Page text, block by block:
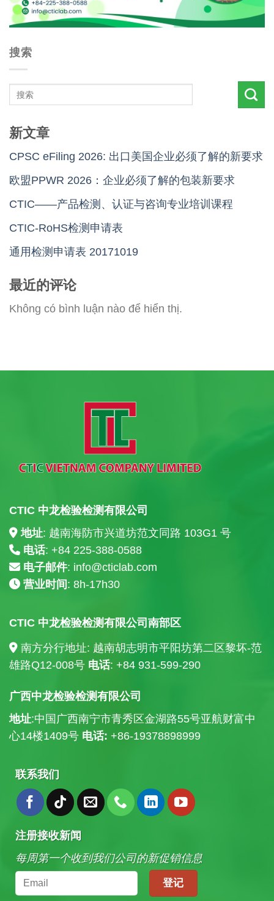
搜索
新文章
CPSC eFiling 2026: 出口美国企业必须了解的新要求
欧盟PPWR 2026：企业必须了解的包装新要求
CTIC——产品检测、认证与咨询专业培训课程
CTIC-RoHS检测申请表
通用检测申请表 20171019
最近的评论
Không có bình luận nào để hiển thị.
CTIC 中龙检验检测有限公司
地址: 越南海防市兴道坊范文同路 103G1 号
电话: +84 225-388-0588
电子邮件: info@cticlab.com
营业时间 : 8h-17h30
CTIC 中龙检验检测有限公司南部区
南方分行地址: 越南胡志明市平阳坊第二区黎坏-范
雄路Q12-008号 电话: +84 931-599-290
广西中龙检验检测有限公司
地址:中国广西南宁市青秀区金湖路55号亚航财富中
心14楼1409号 电话: +86-19378898999
联系我们
注册接收新闻
每周第一个收到我们公司的新促销信息